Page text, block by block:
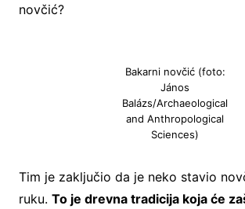
novčić?
Bakarni novčić (foto:
János
Balázs/Archaeological
and Anthropological
Sciences)
Tim je zaključio da je neko stavio
ruku. To je drevna tradicija koja će